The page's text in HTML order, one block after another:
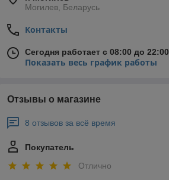
Могилев, Беларусь
Контакты
Сегодня работает с 08:00 до 22:00
Показать весь график работы
Отзывы о магазине
8 отзывов за всё время
Покупатель
Отлично